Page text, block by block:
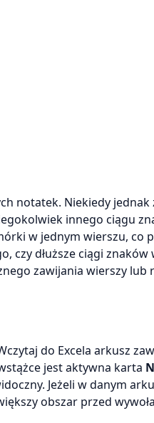
notatek. Niekiedy
innego ciągu
w jednym wierszu, co
czy dłuższe ciągi
zawijania wierszy lub
do Excela arkusz
jest aktywna karta
Jeżeli w danym
obszar przed